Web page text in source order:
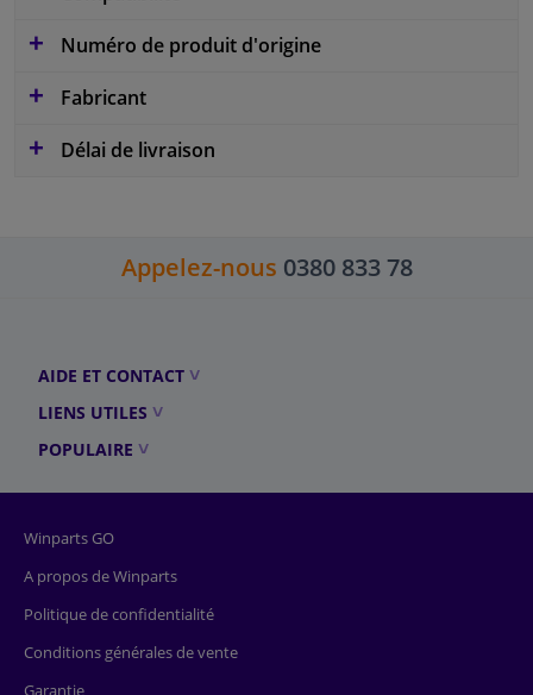
Numéro de produit d'origine
Fabricant
Délai de livraison
Appelez-nous 0380 833 78
AIDE ET CONTACT
LIENS UTILES
POPULAIRE
Winparts GO
A propos de Winparts
Politique de confidentialité
Conditions générales de vente
Garantie